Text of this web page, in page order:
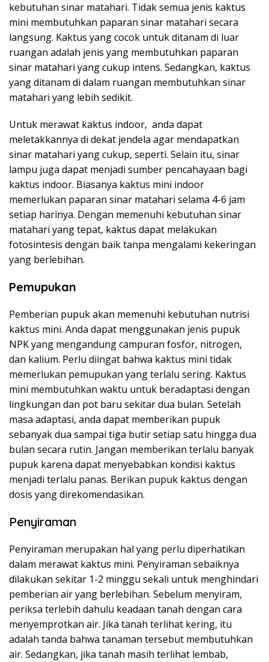
kebutuhan sinar matahari. Tidak semua jenis kaktus
mini membutuhkan paparan sinar matahari secara
langsung. Kaktus yang cocok untuk ditanam di luar
ruangan adalah jenis yang membutuhkan paparan
sinar matahari yang cukup intens. Sedangkan, kaktus
yang ditanam di dalam ruangan membutuhkan sinar
matahari yang lebih sedikit.
Untuk merawat kaktus indoor, anda dapat
meletakkannya di dekat jendela agar mendapatkan
sinar matahari yang cukup, seperti. Selain itu, sinar
lampu juga dapat menjadi sumber pencahayaan bagi
kaktus indoor. Biasanya kaktus mini indoor
memerlukan paparan sinar matahari selama 4-6 jam
setiap harinya. Dengan memenuhi kebutuhan sinar
matahari yang tepat, kaktus dapat melakukan
fotosintesis dengan baik tanpa mengalami kekeringan
yang berlebihan.
Pemupukan
Pemberian pupuk akan memenuhi kebutuhan nutrisi
kaktus mini. Anda dapat menggunakan jenis pupuk
NPK yang mengandung campuran fosfor, nitrogen,
dan kalium. Perlu diingat bahwa kaktus mini tidak
memerlukan pemupukan yang terlalu sering. Kaktus
mini membutuhkan waktu untuk beradaptasi dengan
lingkungan dan pot baru sekitar dua bulan. Setelah
masa adaptasi, anda dapat memberikan pupuk
sebanyak dua sampai tiga butir setiap satu hingga dua
bulan secara rutin. Jangan memberikan terlalu banyak
pupuk karena dapat menyebabkan kondisi kaktus
menjadi terlalu panas. Berikan pupuk kaktus dengan
dosis yang direkomendasikan.
Penyiraman
Penyiraman merupakan hal yang perlu diperhatikan
dalam merawat kaktus mini. Penyiraman sebaiknya
dilakukan sekitar 1-2 minggu sekali untuk menghindari
pemberian air yang berlebihan. Sebelum menyiram,
periksa terlebih dahulu keadaan tanah dengan cara
menyemprotkan air. Jika tanah terlihat kering, itu
adalah tanda bahwa tanaman tersebut membutuhkan
air. Sedangkan, jika tanah masih terlihat lembab,